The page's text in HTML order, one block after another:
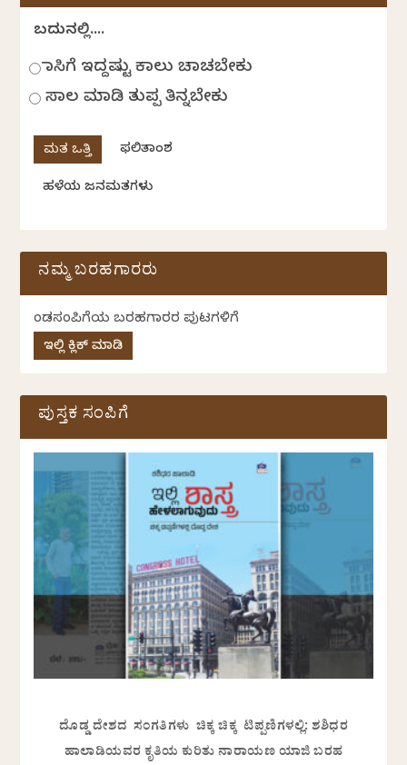
ಬದುಕಿನಲ್ಲಿ....
ಹಾಸಿಗೆ ಇದ್ದಷ್ಟು ಕಾಲು ಚಾಚಬೇಕು
ಸಾಲ ಮಾಡಿ ತುಪ್ಪ ತಿನ್ನಬೇಕು
ಫಲಿತಾಂಶ
ಹಳೆಯ ಜನಮತಗಳು
ನಮ್ಮ ಬರಹಗಾರರು
ಕೆಂಡಸಂಪಿಗೆಯ ಬರಹಗಾರರ ಪುಟಗಳಿಗೆ
ಇಲ್ಲಿ ಕ್ಲಿಕ್ ಮಾಡಿ
ಪುಸ್ತಕ ಸಂಪಿಗೆ
ದೊಡ್ಡ ದೇಶದ ಸಂಗತಿಗಳು ಚಿಕ್ಕ ಚಿಕ್ಕ ಟಿಪ್ಪಣಿಗಳಲ್ಲಿ: ಶಶಿಧರ
ಹಾಲಾಡಿಯವರ ಕೃತಿಯ ಕುರಿತು ನಾರಾಯಣ ಯಾಜಿ ಬರಹ